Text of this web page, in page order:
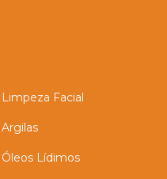
Limpeza Facial
Argilas
Óleos Lídimos